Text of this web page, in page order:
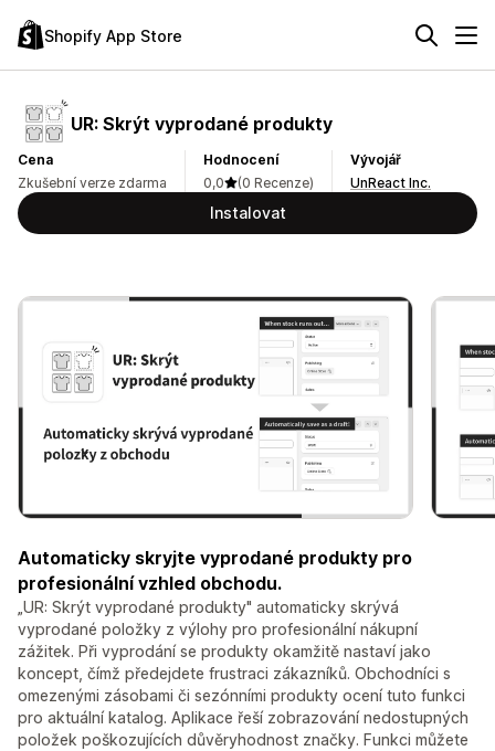
Shopify App Store
UR: Skrýt vyprodané produkty
Cena
Zkušební verze zdarma
Hodnocení
0,0
(0 Recenze)
Vývojář
UnReact Inc.
Instalovat
Automaticky skryjte vyprodané produkty pro
profesionální vzhled obchodu.
„UR: Skrýt vyprodané produkty" automaticky skrývá
vyprodané položky z výlohy pro profesionální nákupní
zážitek. Při vyprodání se produkty okamžitě nastaví jako
koncept, čímž předejdete frustraci zákazníků. Obchodníci s
omezenými zásobami či sezónními produkty ocení tuto funkci
pro aktuální katalog. Aplikace řeší zobrazování nedostupných
položek poškozujících důvěryhodnost značky. Funkci můžete